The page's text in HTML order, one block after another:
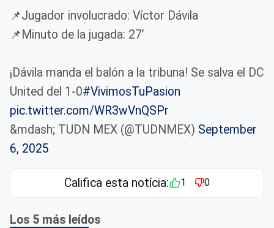
📌Jugador involucrado: Víctor Dávila
📌Minuto de la jugada: 27’
¡Dávila manda el balón a la tribuna! Se salva el DC
United del 1-0#VivimosTuPasion
pic.twitter.com/WR3wVnQSPr
&mdash; TUDN MEX (@TUDNMEX) September
6, 2025
Califica esta notícia: 1 0
Los 5 más leídos